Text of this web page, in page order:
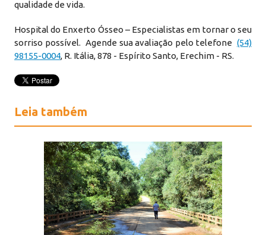
qualidade de vida.
Hospital do Enxerto Ósseo – Especialistas em tornar o seu
sorriso possível. Agende sua avaliação pelo telefone (54)
98155-0004, R. Itália, 878 - Espírito Santo, Erechim - RS.
Leia também